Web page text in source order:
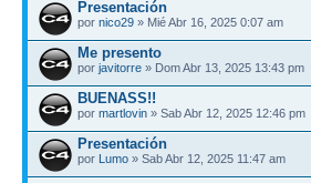
Presentación
por nico29 » Mié Abr 16, 2025 0:07 am
Me presento
por javitorre » Dom Abr 13, 2025 13:43 pm
BUENASS!!
por martlovin » Sab Abr 12, 2025 12:46 pm
Presentación
por Lumo » Sab Abr 12, 2025 11:47 am